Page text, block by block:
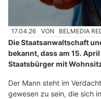
17.04.26 VON BELMEDIA
Die Staatsanwaltschaft
bekannt, dass am 15.
Staatsbürger mit
Der Mann steht im
gewesen zu sein, die sich